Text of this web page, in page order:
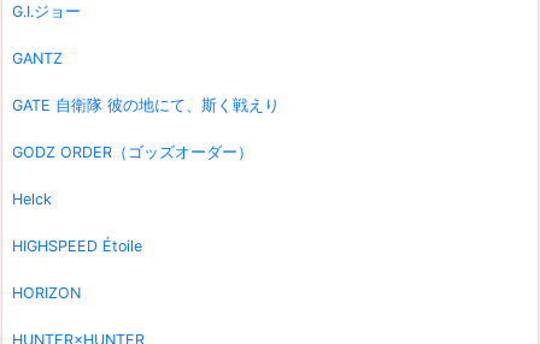
G.I.ジョー
GANTZ
GATE 自衛隊 彼の地にて、斯く戦えり
GODZ ORDER（ゴッズオーダー）
Helck
HIGHSPEED Étoile
HORIZON
HUNTER×HUNTER